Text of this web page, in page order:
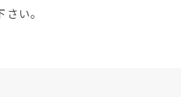
い。